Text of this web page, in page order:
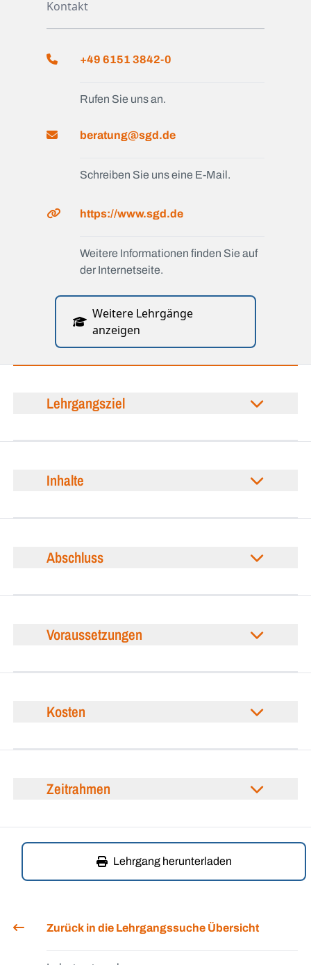
Kontakt
+49 6151 3842-0
Rufen Sie uns an.
beratung@sgd.de
Schreiben Sie uns eine E-Mail.
https://www.sgd.de
Weitere Informationen finden Sie auf
der Internetseite.
Weitere Lehrgänge
anzeigen
Lehrgangsziel
Inhalte
Abschluss
Voraussetzungen
Kosten
Zeitrahmen
Lehrgang herunterladen
Zurück in die Lehrgangssuche Übersicht